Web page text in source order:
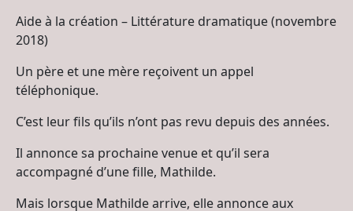
Aide à la création – Littérature dramatique (novembre
2018)
Un père et une mère reçoivent un appel
téléphonique.
C’est leur fils qu’ils n’ont pas revu depuis des années.
Il annonce sa prochaine venue et qu’il sera
accompagné d’une fille, Mathilde.
Mais lorsque Mathilde arrive, elle annonce aux